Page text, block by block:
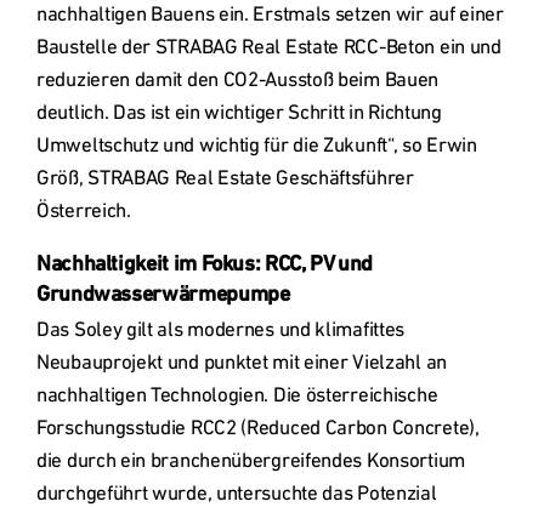
nachhaltigen Bauens ein. Erstmals setzen wir auf einer
Baustelle der STRABAG Real Estate RCC-Beton ein und
reduzieren damit den CO2-Ausstoß beim Bauen
deutlich. Das ist ein wichtiger Schritt in Richtung
Umweltschutz und wichtig für die Zukunft“, so Erwin
Größ, STRABAG Real Estate Geschäftsführer
Österreich.
Nachhaltigkeit im Fokus: RCC, PV und
Grundwasserwärmepumpe
Das Soley gilt als modernes und klimafittes
Neubauprojekt und punktet mit einer Vielzahl an
nachhaltigen Technologien. Die österreichische
Forschungsstudie RCC2 (Reduced Carbon Concrete),
die durch ein branchenübergreifendes Konsortium
durchgeführt wurde, untersuchte das Potenzial